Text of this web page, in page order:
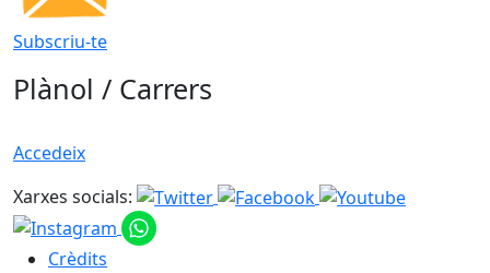
Subscriu-te
Plànol / Carrers
Accedeix
Xarxes socials:
Crèdits